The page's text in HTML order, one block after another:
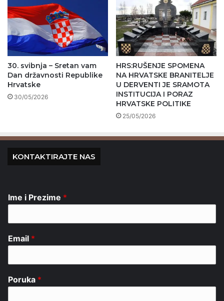
30. svibnja – Sretan vam
Dan državnosti Republike
Hrvatske
30/05/2026
HRS:RUŠENJE SPOMENA
NA HRVATSKE BRANITELJE
U DERVENTI JE SRAMOTA
INSTITUCIJA I PORAZ
HRVATSKE POLITIKE
25/05/2026
KONTAKTIRAJTE NAS
Ime i Prezime *
Email *
Poruka *